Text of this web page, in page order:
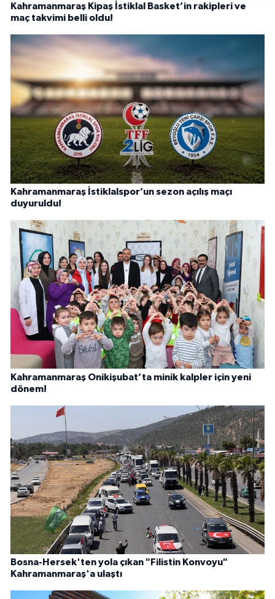
Kahramanmaraş Kipaş İstiklal Basket’in rakipleri ve
maç takvimi belli oldu!
Kahramanmaraş İstiklalspor’un sezon açılış maçı
duyuruldu!
Kahramanmaraş Onikişubat’ta minik kalpler için yeni
dönem!
Bosna-Hersek'ten yola çıkan "Filistin Konvoyu"
Kahramanmaraş'a ulaştı